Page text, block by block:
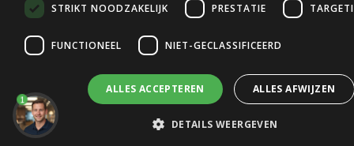
op
Webwinkelkeur
1
STRIKT NOODZAKELIJK PRESTATIE
FUNCTIONEEL NIET-GECLASSIFICEERD
ALLES ACCEPTEREN ALLES AFWIJZEN
DETAILS WEERGEVEN